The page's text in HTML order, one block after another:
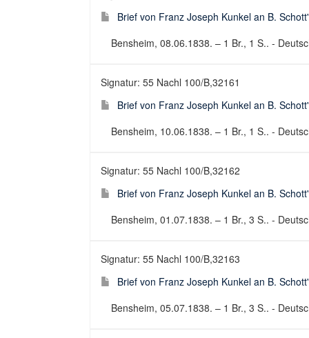
Brief von Franz Joseph Kunkel an B.
Bensheim, 08.06.1838. – 1 Br., 1 S.. -
Signatur: 55 Nachl 100/B,32161
Brief von Franz Joseph Kunkel an B.
Bensheim, 10.06.1838. – 1 Br., 1 S.. -
Signatur: 55 Nachl 100/B,32162
Brief von Franz Joseph Kunkel an B.
Bensheim, 01.07.1838. – 1 Br., 3 S.. -
Signatur: 55 Nachl 100/B,32163
Brief von Franz Joseph Kunkel an B.
Bensheim, 05.07.1838. – 1 Br., 3 S.. -